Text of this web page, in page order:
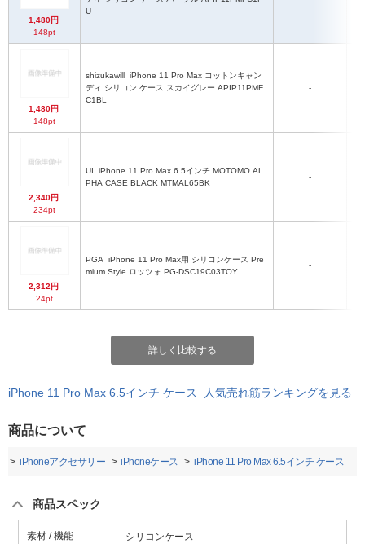
1,480円
148pt
U
1,480円
148pt
shizukawill
ディ シリコン ケース スカイグレー APIP11PMF
C1BL
-
2,340円
234pt
UI
PHA CASE BLACK MTMAL65BK
-
2,312円
24pt
PGA
mium Style ロッツォ PG-DSC19C03TOY
-
詳しく比較する
iPhone 11 Pro Max 6.5インチ ケース 人気売れ筋ランキングを見る
商品について
iPhoneアクセサリー iPhoneケース iPhone 11 Pro Max 6.5インチ ケース
商品スペック
素材 / 機能 シリコンケース